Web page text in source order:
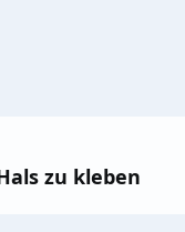
zu kleben